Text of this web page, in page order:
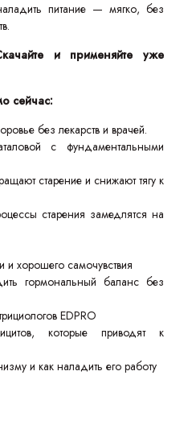
питание — мягко, без
и применяйте уже
сейчас:
без лекарств и врачей.
с фундаментальными
старение и снижают тягу к
старения замедлятся на
хорошего самочувствия
гормональный баланс без
EDPRO
которые приводят к
и как наладить его работу